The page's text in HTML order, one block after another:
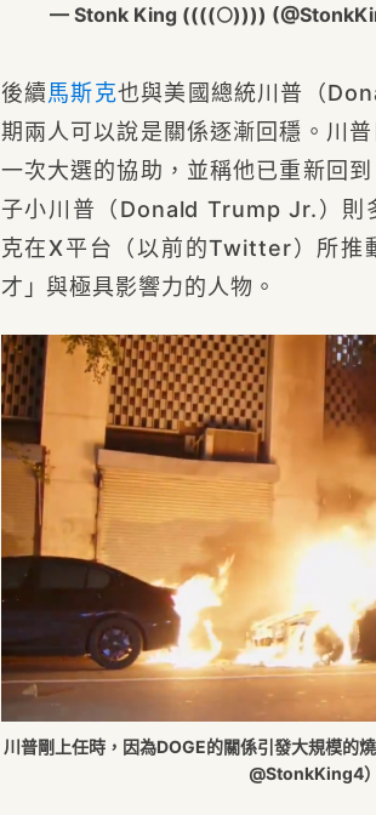
— Stonk King ((((🌕))))
後續馬斯克也與美國總統川普（
期兩人可以說是關係逐漸回穩。川
一次大選的協助，並稱他已重新回
子小川普（Donald Trump Jr.）則
克在X平台（以前的Twitter）所推
才」與極具影響力的人物。
川普剛上任時，因為DOGE的關係引發大規模的
@StonkKing4）